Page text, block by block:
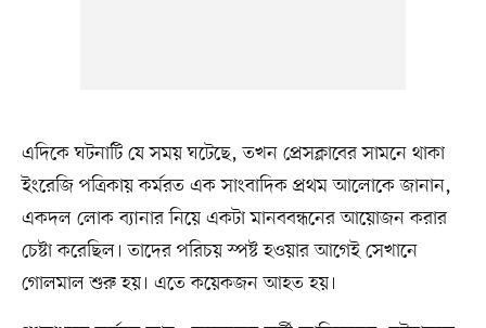
এদিকে ঘটনাটি যে সময় ঘটেছে, তখন প্রেসক্লাবের সামনে থাকা
ইংরেজি পত্রিকায় কর্মরত এক সাংবাদিক প্রথম আলোকে জানান,
একদল লোক ব্যানার নিয়ে একটা মানববন্ধনের আয়োজন করার
চেষ্টা করেছিল। তাদের পরিচয় স্পষ্ট হওয়ার আগেই সেখানে
গোলমাল শুরু হয়। এতে কয়েকজন আহত হয়।